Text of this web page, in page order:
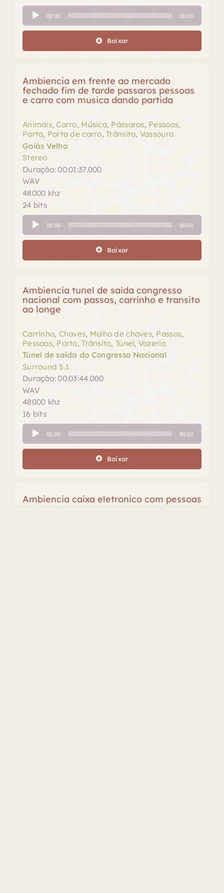
Tocador
de
áudio
00:00 00:00
Baixar
Ambiencia em frente ao mercado
fechado fim de tarde passaros pessoas
e carro com musica dando partida
Animais,Carro, Música, Pássaros, Pessoas,
Porta, Porta de carro,Trânsito, Vassoura
Goiás Velho
Stereo
Duração: 00:01:37.000
WAV
48000 khz
24 bits
Tocador
de
áudio
00:00 00:00
Baixar
Ambiencia tunel de saida congresso
nacional com passos, carrinho e transito
ao longe
Carrinho, Chaves, Molho de chaves, Passos,
Pessoas, Porta,Trânsito,Túnel, Vozerio
Túnel de saída do Congresso Nacional
Surround 5.1
Duração: 00:03:44.000
WAV
48000 khz
16 bits
Tocador
de
áudio
00:00 00:00
Baixar
Ambiencia caixa eletronico com pessoas
ao longe e porta